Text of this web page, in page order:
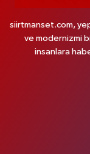
siirtmanset.com,
ve modernizmi
insanlara